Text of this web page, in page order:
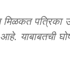
आहे. याबाबतची